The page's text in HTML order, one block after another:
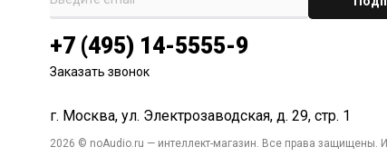
+7 (495) 14-5555-9
Заказать звонок
г. Москва, ул. Электрозаводская, д. 29, стр. 1
2026 © noAudio.ru — интеллект-магазин. Все права защищены.